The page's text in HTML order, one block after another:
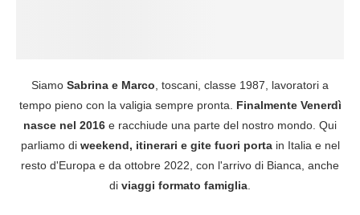
Siamo Sabrina e Marco, toscani, classe 1987, lavoratori a
tempo pieno con la valigia sempre pronta. Finalmente Venerdì
nasce nel 2016 e racchiude una parte del nostro mondo. Qui
parliamo di weekend, itinerari e gite fuori portain Italia e nel
resto d'Europa e da ottobre 2022, con l'arrivo di Bianca, anche
di viaggi formato famiglia.